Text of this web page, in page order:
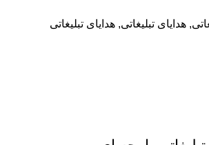
, هدایای تبلیغاتی, هدایای تبلیغاتی